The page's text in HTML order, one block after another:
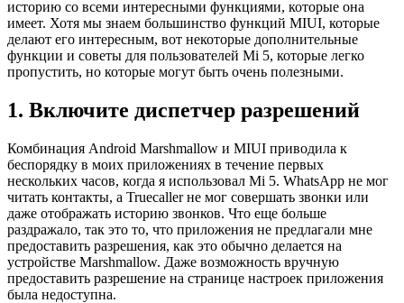
историю со всеми интересными функциями, которые она
имеет. Хотя мы знаем большинство функций MIUI, которые
делают его интересным, вот некоторые дополнительные
функции и советы для пользователей Mi 5, которые легко
пропустить, но которые могут быть очень полезными.
1. Включите диспетчер разрешений
Комбинация Android Marshmallow и MIUI приводила к
беспорядку в моих приложениях в течение первых
нескольких часов, когда я использовал Mi 5. WhatsApp не мог
читать контакты, а Truecaller не мог совершать звонки или
даже отображать историю звонков. Что еще больше
раздражало, так это то, что приложения не предлагали мне
предоставить разрешения, как это обычно делается на
устройстве Marshmallow. Даже возможность вручную
предоставить разрешение на странице настроек приложения
была недоступна.